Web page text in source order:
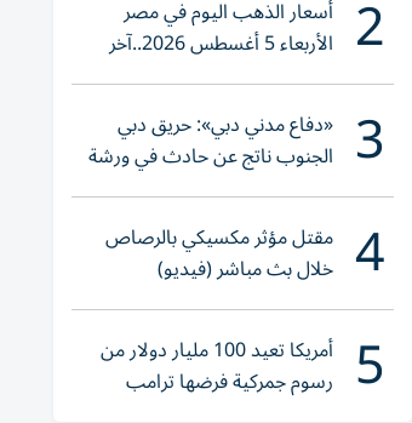
2 أسعار الذهب اليوم في مصر
الأربعاء 5 أغسطس 2026..آخر
تحديث لعيار 21
3 «دفاع مدني دبي»: حريق دبي
الجنوب ناتج عن حادث في ورشة
ولا إصابات
4 مقتل مؤثر مكسيكي بالرصاص
خلال بث مباشر (فيديو)
5 أمريكا تعيد 100 مليار دولار من
رسوم جمركية فرضها ترامب